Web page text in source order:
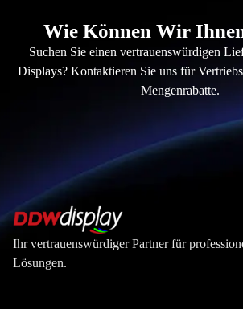
Wie Können Wir
Suchen Sie einen vertrauenswürdigen
Displays? Kontaktieren Sie uns für
Mengenrabatte.
Ihr vertrauenswürdiger Partner für
Lösungen.